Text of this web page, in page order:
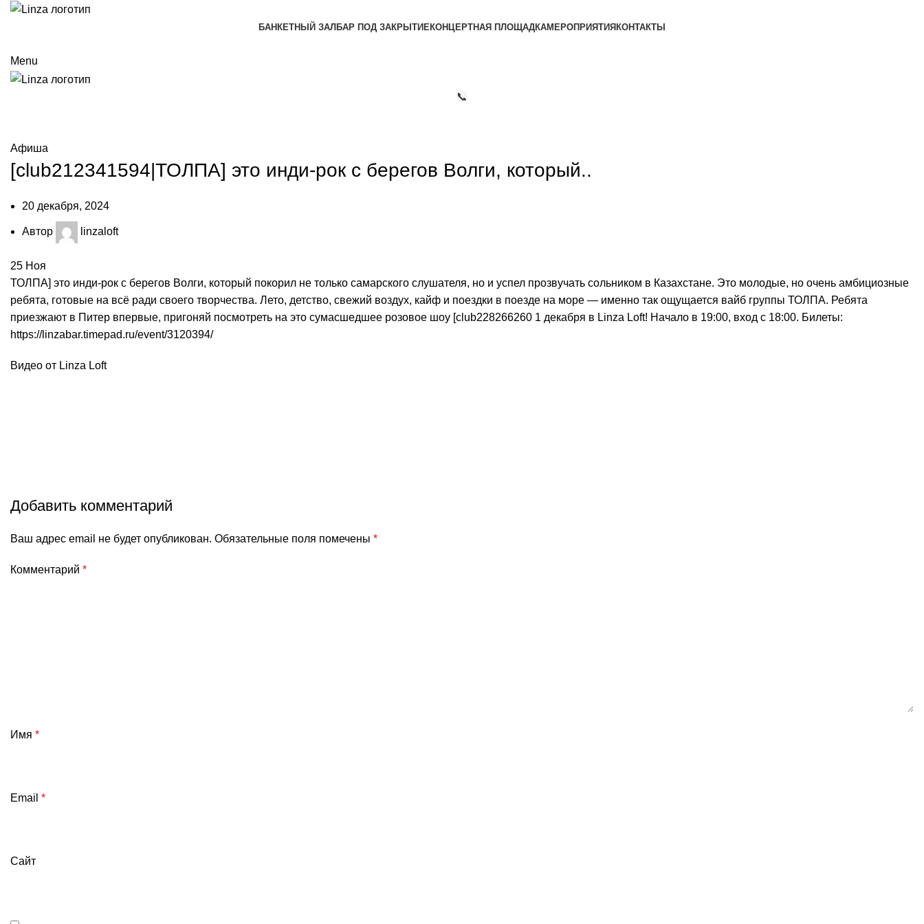
БАНКЕТНЫЙ ЗАЛ БАР ПОД ЗАКРЫТИЕКОНЦЕРТНАЯ ПЛОЩАДКАМЕРОПРИЯТИЯ КОНТАКТЫ
Menu
📞
Афиша
[club212341594|ТОЛПА] это инди-рок с берегов Волги, который..
20 декабря, 2024
Автор linzaloft
25 Ноя
ТОЛПА] это инди-рок с берегов Волги, который покорил не только самарского слушателя, но и успел прозвучать сольником в Казахстане. Это молодые, но очень амбициозные
ребята, готовые на всё ради своего творчества. Лето, детство, свежий воздух, кайф и поездки в поезде на море — именно так ощущается вайб группы ТОЛПА. Ребята
приезжают в Питер впервые, пригоняй посмотреть на это сумасшедшее розовое шоу [club228266260 1 декабря в Linza Loft! Начало в 19:00, вход с 18:00. Билеты:
https://linzabar.timepad.ru/event/3120394/
Видео от Linza Loft
Добавить комментарий
Ваш адрес email не будет опубликован. Обязательные поля помечены *
Комментарий *
Имя *
Email *
Сайт